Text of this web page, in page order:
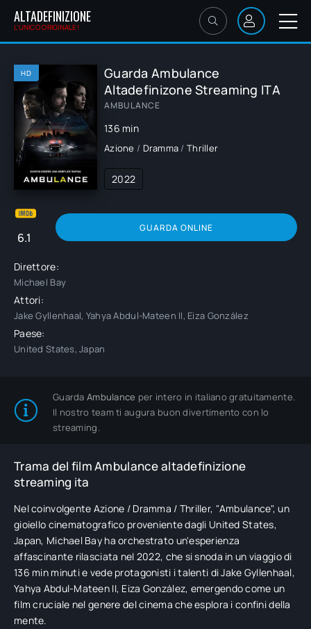
ALTADEFINIZIONE
L'UNICO ORIGINALE!
HD
Guarda Ambulance
Altadefinizone Streaming ITA
AMBULANCE
136 min
Azione / Dramma /Thriller
2022
6.1
GUARDA ONLINE
Direttore:
Michael Bay
Attori:
Jake Gyllenhaal, Yahya Abdul-Mateen II, Eiza González
Paese:
United States, Japan
Guarda Ambulance per intero in italiano gratuitamente.
Il nostro team ti augura buon divertimento con lo
streaming.
Trama del film Ambulance altadefinizione
streaming ita
Nel coinvolgente Azione / Dramma / Thriller, "Ambulance", un
gioiello cinematografico proveniente dagli United States,
Japan, Michael Bay ha orchestrato un'esperienza
affascinante rilasciata nel 2022, che si snoda in un viaggio di
136 min minuti e vede protagonisti i talenti di Jake Gyllenhaal,
Yahya Abdul-Mateen II, Eiza González, emergendo come un
film cruciale nel genere del cinema che esplora i confini della
mente.